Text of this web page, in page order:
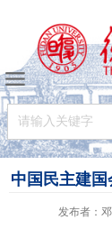
中国民主建国
发布者：